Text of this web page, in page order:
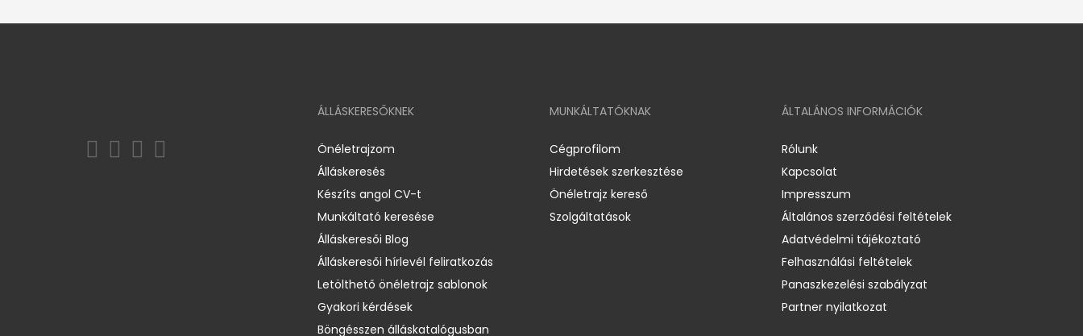
ÁLLÁSKERESŐKNEK
Önéletrajzom
Álláskeresés
Készíts angol CV-t
Munkáltató keresése
Álláskeresői Blog
Álláskeresői hírlevél feliratkozás
Letölthető önéletrajz sablonok
Gyakori kérdések
Böngésszen álláskatalógusban
MUNKÁLTATÓKNAK
Cégprofilom
Hirdetések szerkesztése
Önéletrajz kereső
Szolgáltatások
ÁLTALÁNOS INFORMÁCIÓK
Rólunk
Kapcsolat
Impresszum
Általános szerződési feltételek
Adatvédelmi tájékoztató
Felhasználási feltételek
Panaszkezelési szabályzat
Partner nyilatkozat